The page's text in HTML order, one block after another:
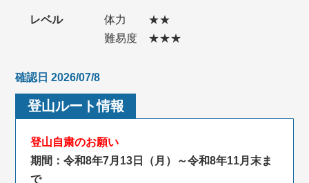
レベル 体力
★★
難易度
★★★
確認日 2026/07/8
登山ルート情報
登山自粛のお願い
期間：令和8年7月13日（月）～令和8年11月末ま
で